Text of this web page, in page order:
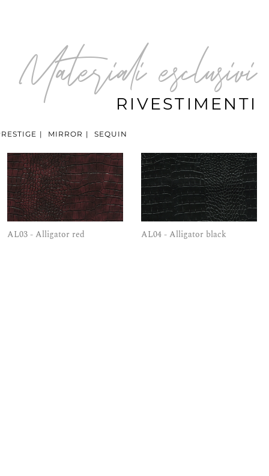
Materiali esclusivi
RIVESTIMENTI
| MIRROR | SEQUIN
AL03 - Alligator red AL04 - Alligator black